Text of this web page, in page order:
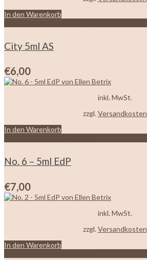
In den Warenkorb
City 5ml AS
€6,00
inkl. MwSt.
zzgl. Versandkosten
In den Warenkorb
No. 6 – 5ml EdP
€7,00
inkl. MwSt.
zzgl. Versandkosten
In den Warenkorb